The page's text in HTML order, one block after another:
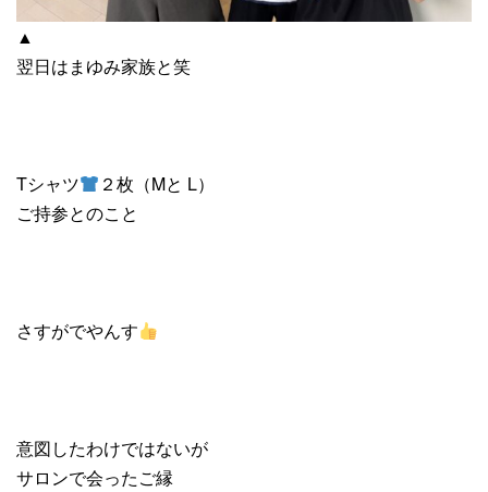
▲
翌日はまゆみ家族と笑
Tシャツ
２枚（Mと L）
ご持参とのこと
さすがでやんす
意図したわけではないが
サロンで会ったご縁